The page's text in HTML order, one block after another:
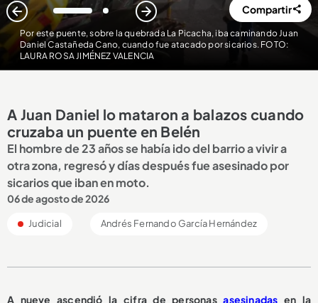
Por este puente, sobre la quebrada La Picacha, iba caminando Juan
Daniel Castañeda Cano, cuando fue atacado por sicarios. FOTO:
LAURA ROSA JIMÉNEZ VALENCIA
1 2 Compartir
A Juan Daniel lo mataron a balazos cuando
cruzaba un puente en Belén
El hombre de 23 años se había ido del barrio a vivir a
otra zona, regresó y días después fue asesinado por
sicarios que iban en moto.
06 de agosto de 2026
Judicial Andrés Fernando García Hernández
A nueve ascendió la cifra de personasasesinadas en la